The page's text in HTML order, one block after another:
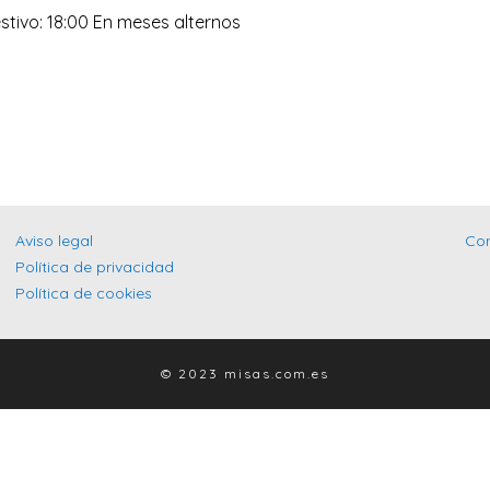
18:00 En meses alternos
Aviso legal
Política de privacidad
Política de cookies
© 2023 misas.com.es